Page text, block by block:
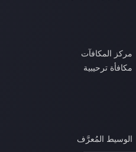
مركز المكافآت
مكافأة ترحيبية
الوسيط المُعرَّف